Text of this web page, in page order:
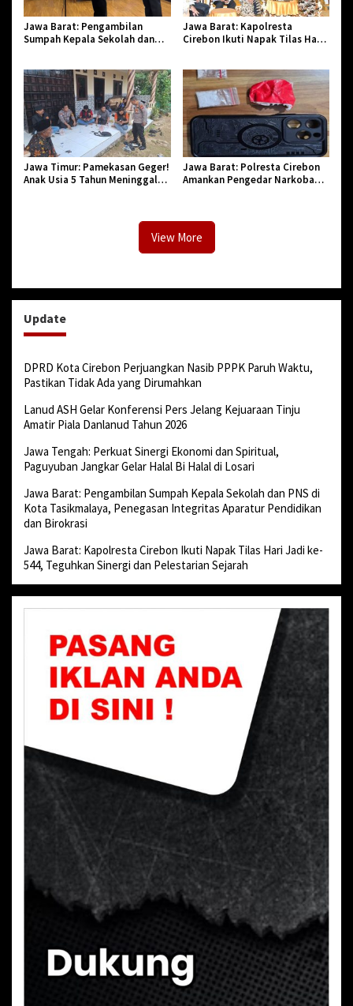
Jawa Barat: Pengambilan
Sumpah Kepala Sekolah dan
Pendidikan dan Birokrasi
Jawa Barat: Kapolresta
Cirebon Ikuti Napak Tilas Hari
Jawa Timur: Pamekasan Geger!
Anak Usia 5 Tahun Meninggal
Jawa Barat: Polresta Cirebon
Amankan Pengedar Narkoba
View More
Update
DPRD Kota Cirebon Perjuangkan Nasib PPPK Paruh Waktu,
Pastikan Tidak Ada yang Dirumahkan
Lanud ASH Gelar Konferensi Pers Jelang Kejuaraan Tinju
Amatir Piala Danlanud Tahun 2026
Jawa Tengah: Perkuat Sinergi Ekonomi dan Spiritual,
Paguyuban Jangkar Gelar Halal Bi Halal di Losari
Jawa Barat: Pengambilan Sumpah Kepala Sekolah dan PNS di
Kota Tasikmalaya, Penegasan Integritas Aparatur Pendidikan
dan Birokrasi
Jawa Barat: Kapolresta Cirebon Ikuti Napak Tilas Hari Jadi ke-
544, Teguhkan Sinergi dan Pelestarian Sejarah